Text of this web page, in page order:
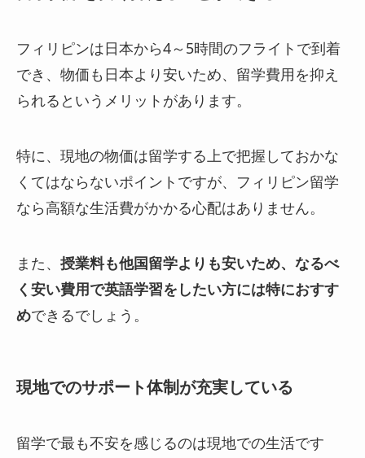
フィリピンは日本から4～5時間のフライトで到着
でき、物価も日本より安いため、留学費用を抑え
られるというメリットがあります。
特に、現地の物価は留学する上で把握しておかな
くてはならないポイントですが、フィリピン留学
なら高額な生活費がかかる心配はありません。
また、 授業料も他国留学よりも安いため、なるべ
く安い費用で英語学習をしたい方には特におすす
めできるでしょう。
現地でのサポート体制が充実している
留学で最も不安を感じるのは現地での生活です